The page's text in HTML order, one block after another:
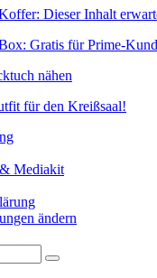
Dieser Inhalt
Gratis für Prime-
nähen
für den Kreißsaal!
Mediakit
ändern